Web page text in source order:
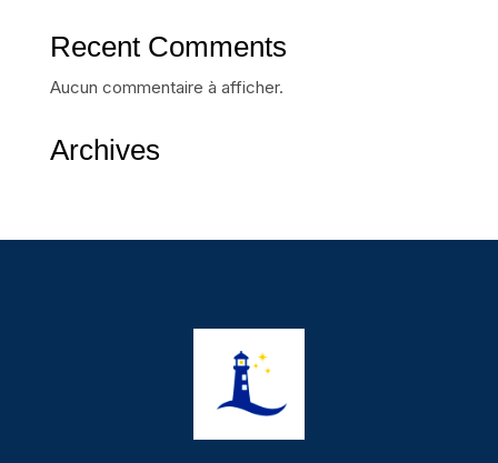
Recent Comments
Aucun commentaire à afficher.
Archives